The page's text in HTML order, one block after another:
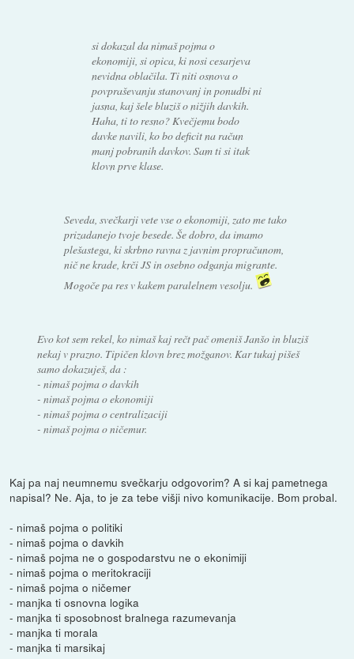
si dokazal da nimaš pojma o
ekonomiji, si opica, ki nosi cesarjeva
nevidna oblačila. Ti niti osnova o
povpraševanju stanovanj in ponudbi ni
jasna, kaj šele bluziš o nižjih davkih.
Haha, ti to resno? Kvečjemu bodo
davke navili, ko bo deficit na račun
manj pobranih davkov. Sam ti si itak
klovn prve klase.
Seveda, svečkarji vete vse o ekonomiji, zato me tako
prizadanejo tvoje besede. Še dobro, da imamo
plešastega, ki skrbno ravna z javnim propračunom,
nič ne krade, krči JS in osebno odganja migrante.
Mogoče pa res v kakem paralelnem vesolju.
Evo kot sem rekel, ko nimaš kaj rečt pač omeniš Janšo in bluziš
nekaj v prazno. Tipičen klovn brez možganov. Kar tukaj pišeš
samo dokazuješ, da :
- nimaš pojma o davkih
- nimaš pojma o ekonomiji
- nimaš pojma o centralizaciji
- nimaš pojma o ničemur.
Kaj pa naj neumnemu svečkarju odgovorim? A si kaj pametnega
napisal? Ne. Aja, to je za tebe višji nivo komunikacije. Bom probal.
- nimaš pojma o politiki
- nimaš pojma o davkih
- nimaš pojma ne o gospodarstvu ne o ekonimiji
- nimaš pojma o meritokraciji
- nimaš pojma o ničemer
- manjka ti osnovna logika
- manjka ti sposobnost bralnega razumevanja
- manjka ti morala
- manjka ti marsikaj